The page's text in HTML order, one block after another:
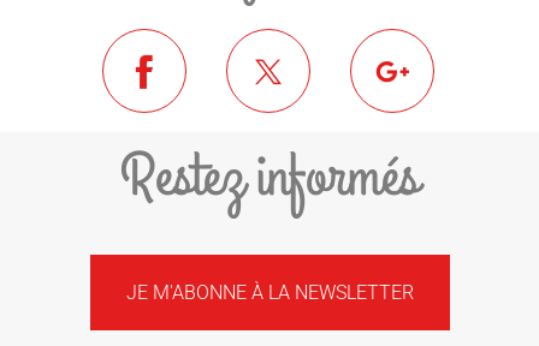
Restez informés
JE M'ABONNE À LA NEWSLETTER